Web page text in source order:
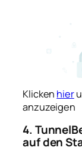
Klicken hier
anzuzeigen
4.
auf den